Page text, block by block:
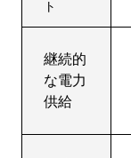
ト
継続的
な電力
供給